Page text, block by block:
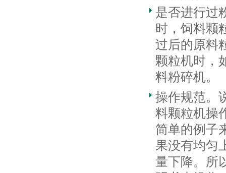
是否进行过
时，饲料颗
过后的原料
颗粒机时，
料粉碎机。
操作规范。
料颗粒机操
简单的例子
果没有均匀
量下降。所